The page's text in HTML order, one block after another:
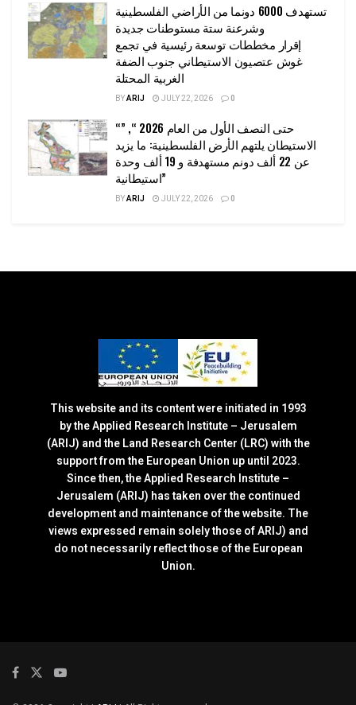
تستهدف 6000 دونما من الأراضي الفلسطينية
وشرعنة ستة مستوطنات جديدة
إقرار مخططات توسعة رئيسية في تجمع
غوش عتصيون الاستيطاني جنوب الضفة
الغربية المحتلة
BYARIJ JULY 22, 2026 0
“حتى النصف الأول من العام 2026 “, ”
الاستيطان يلتهم الأرض الفلسطينية: ما يزيد
عن 22 ألف دونم مستهدفة و 19 ألف وحدة
استيطانية”
BYARIJ JULY 22, 2026 0
This website and its content were initiated in 1993
by the Applied Research Institute – Jerusalem
(ARIJ) and the Land Research Center (LRC) with the
support from the European Union up until 2023.
Since then, the Applied Research Institute –
Jerusalem (ARIJ) has taken over the continued
development and maintenance of the website. The
views expressed remain solely those of ARIJ) and
do not necessarily reflect those of the European
Union.